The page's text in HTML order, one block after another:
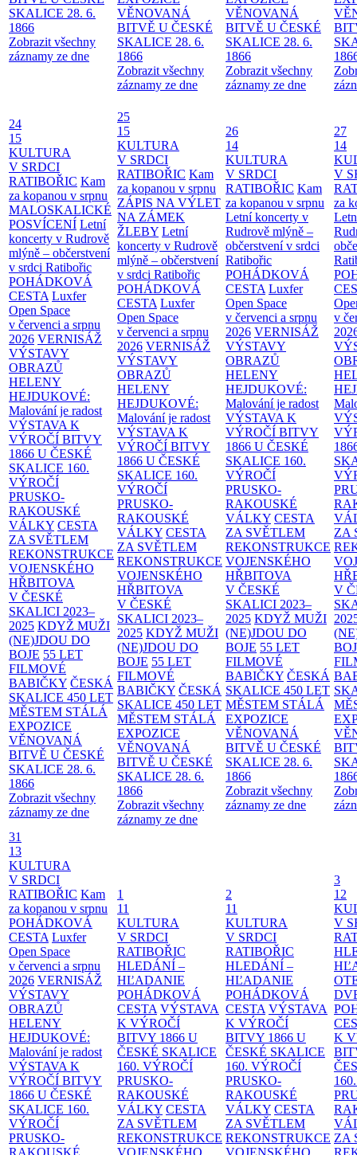
SKALICE 28. 6.
1866
Zobrazit všechny
záznamy ze dne
VĚNOVANÁ
BITVĚ U ČESKÉ
SKALICE 28. 6.
1866
Zobrazit všechny
záznamy ze dne
VĚNOVANÁ
BITVĚ U ČESKÉ
SKALICE 28. 6.
1866
Zobrazit všechny
záznamy ze dne
24
15
KULTURA
V SRDCI
RATIBOŘIC Kam
za kopanou v srpnu
MALOSKALICKÉ
POSVÍCENÍ Letní
koncerty v Rudrově
mlýně – občerstvení
v srdci Ratibořic
POHÁDKOVÁ
CESTA Luxfer
Open Space
v červenci a srpnu
2026 VERNISÁŽ
VÝSTAVY
OBRAZŮ
HELENY
HEJDUKOVÉ:
Malování je radost
VÝSTAVA K
VÝROČÍ BITVY
1866 U ČESKÉ
SKALICE 160.
VÝROČÍ
PRUSKO-
RAKOUSKÉ
VÁLKY CESTA
ZA SVĚTLEM
REKONSTRUKCE
VOJENSKÉHO
HŘBITOVA
V ČESKÉ
SKALICI 2023–
2025 KDYŽ MUŽI
(NE)JDOU DO
BOJE 55 LET
FILMOVÉ
BABIČKY ČESKÁ
SKALICE 450 LET
MĚSTEM STÁLÁ
EXPOZICE
VĚNOVANÁ
BITVĚ U ČESKÉ
SKALICE 28. 6.
1866
Zobrazit všechny
záznamy ze dne
25
15
KULTURA
V SRDCI
RATIBOŘIC Kam
za kopanou v srpnu
ZÁPIS NA VÝLET
NA ZÁMEK
ŽLEBY Letní
koncerty v Rudrově
mlýně – občerstvení
v srdci Ratibořic
POHÁDKOVÁ
CESTA Luxfer
Open Space
v červenci a srpnu
2026 VERNISÁŽ
VÝSTAVY
OBRAZŮ
HELENY
HEJDUKOVÉ:
Malování je radost
VÝSTAVA K
VÝROČÍ BITVY
1866 U ČESKÉ
SKALICE 160.
VÝROČÍ
PRUSKO-
RAKOUSKÉ
VÁLKY CESTA
ZA SVĚTLEM
REKONSTRUKCE
VOJENSKÉHO
HŘBITOVA
V ČESKÉ
SKALICI 2023–
2025 KDYŽ MUŽI
(NE)JDOU DO
BOJE 55 LET
FILMOVÉ
BABIČKY ČESKÁ
SKALICE 450 LET
MĚSTEM STÁLÁ
EXPOZICE
VĚNOVANÁ
BITVĚ U ČESKÉ
SKALICE 28. 6.
1866
Zobrazit všechny
záznamy ze dne
26
14
KULTURA
V SRDCI
RATIBOŘIC Kam
za kopanou v srpnu
Letní koncerty v
Rudrově mlýně –
občerstvení v srdci
Ratibořic
POHÁDKOVÁ
CESTA Luxfer
Open Space
v červenci a srpnu
2026 VERNISÁŽ
VÝSTAVY
OBRAZŮ
HELENY
HEJDUKOVÉ:
Malování je radost
VÝSTAVA K
VÝROČÍ BITVY
1866 U ČESKÉ
SKALICE 160.
VÝROČÍ
PRUSKO-
RAKOUSKÉ
VÁLKY CESTA
ZA SVĚTLEM
REKONSTRUKCE
VOJENSKÉHO
HŘBITOVA
V ČESKÉ
SKALICI 2023–
2025 KDYŽ MUŽI
(NE)JDOU DO
BOJE 55 LET
FILMOVÉ
BABIČKY ČESKÁ
SKALICE 450 LET
MĚSTEM STÁLÁ
EXPOZICE
VĚNOVANÁ
BITVĚ U ČESKÉ
SKALICE 28. 6.
1866
Zobrazit všechny
záznamy ze dne
27
14
V
za
v
ZA
V
31
13
KULTURA
V SRDCI
RATIBOŘIC Kam
za kopanou v srpnu
POHÁDKOVÁ
CESTA Luxfer
Open Space
v červenci a srpnu
2026 VERNISÁŽ
VÝSTAVY
OBRAZŮ
HELENY
HEJDUKOVÉ:
Malování je radost
VÝSTAVA K
VÝROČÍ BITVY
1866 U ČESKÉ
SKALICE 160.
VÝROČÍ
PRUSKO-
1
11
KULTURA
V SRDCI
RATIBOŘIC
HLEDÁNÍ –
HĽADANIE
POHÁDKOVÁ
CESTA VÝSTAVA
K VÝROČÍ
BITVY 1866 U
ČESKÉ SKALICE
160. VÝROČÍ
PRUSKO-
RAKOUSKÉ
VÁLKY CESTA
ZA SVĚTLEM
REKONSTRUKCE
2
11
KULTURA
V SRDCI
RATIBOŘIC
HLEDÁNÍ –
HĽADANIE
POHÁDKOVÁ
CESTA VÝSTAVA
K VÝROČÍ
BITVY 1866 U
ČESKÉ SKALICE
160. VÝROČÍ
PRUSKO-
RAKOUSKÉ
VÁLKY CESTA
ZA SVĚTLEM
REKONSTRUKCE
3
12
V
K
ZA